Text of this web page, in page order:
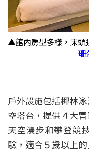
▲館內房型多樣，床頭
珊
戶外設施包括椰林
空塔台，提供４大
天空漫步和攀登競
驗，適合５歲以上